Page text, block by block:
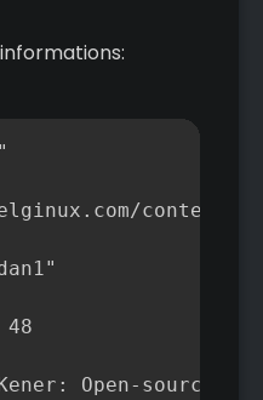
content/
48
Open-source